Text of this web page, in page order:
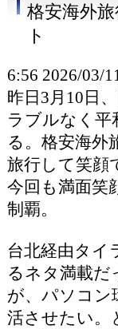
格安海外
ト
6:56 2026/03/
昨日3月10日
ラブルなく平
る。格安海外
旅行して笑顔
今回も満面笑
制覇。
台北経由タイ
るネタ満載だ
が、パソコン
活させたい。